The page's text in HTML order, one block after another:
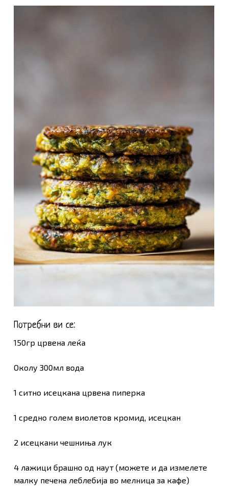
Потребни ви се:
150гр црвена леќа
Околу 300мл вода
1 ситно исецкана црвена пиперка
1 средно голем виолетов кромид, исецкан
2 исецкани чешниња лук
4 лажици брашно од наут (можете и да измелете
малку печена леблебија во мелница за кафе)